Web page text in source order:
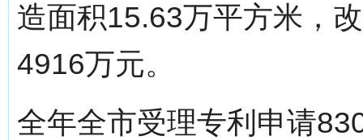
造面积15.63万平方米，
4916万元。
全年全市受理专利申请